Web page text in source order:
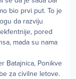
bio prvi put. To je
da razviju
pored
mada su nama
Batajnica, Ponikve
za civilne letove.